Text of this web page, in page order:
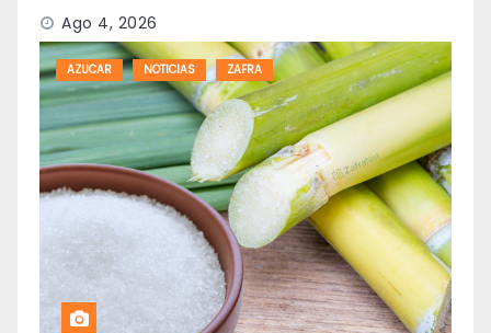
Ago 4, 2026
AZUCAR NOTICIAS ZAFRA